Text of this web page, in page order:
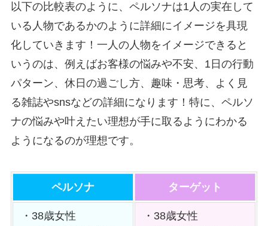
以下の比較表のように、ペルソナは1人の実在して
いる人物であるかのように詳細にイメージを具現
化していきます！一人の人物をイメージできると
いうのは、例えばお客様の悩みや不安、1日の行動
パターン、休日の過ごし方、趣味・思考、よく見
る雑誌やsnsなどの詳細になります！特に、ペルソ
ナの悩みや叶えたい理想が手に取るようにわかる
ようになるのが理想です。
ペルソナ ターゲット
・38歳女性
・38歳女性